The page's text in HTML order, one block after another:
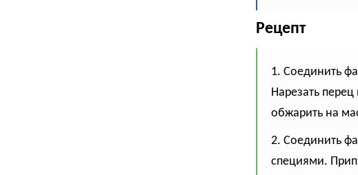
Рецепт
1. Соединить
Нарезать
обжарить на
2. Соединить
специями.